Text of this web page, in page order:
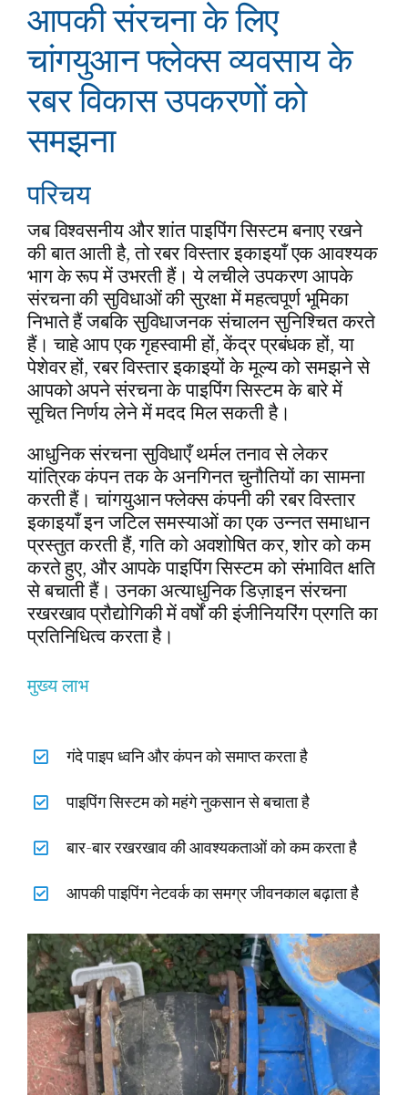
आपकी संरचना के लिए
चांगयुआन फ्लेक्स व्यवसाय के
रबर विकास उपकरणों को
समझना
परिचय
जब विश्वसनीय और शांत पाइपिंग सिस्टम बनाए रखने
की बात आती है, तो रबर विस्तार इकाइयाँ एक आवश्यक
भाग के रूप में उभरती हैं। ये लचीले उपकरण आपके
संरचना की सुविधाओं की सुरक्षा में महत्वपूर्ण भूमिका
निभाते हैं जबकि सुविधाजनक संचालन सुनिश्चित करते
हैं। चाहे आप एक गृहस्वामी हों, केंद्र प्रबंधक हों, या
पेशेवर हों, रबर विस्तार इकाइयों के मूल्य को समझने से
आपको अपने संरचना के पाइपिंग सिस्टम के बारे में
सूचित निर्णय लेने में मदद मिल सकती है।
आधुनिक संरचना सुविधाएँ थर्मल तनाव से लेकर
यांत्रिक कंपन तक के अनगिनत चुनौतियों का सामना
करती हैं। चांगयुआन फ्लेक्स कंपनी की रबर विस्तार
इकाइयाँ इन जटिल समस्याओं का एक उन्नत समाधान
प्रस्तुत करती हैं, गति को अवशोषित कर, शोर को कम
करते हुए, और आपके पाइपिंग सिस्टम को संभावित क्षति
से बचाती हैं। उनका अत्याधुनिक डिज़ाइन संरचना
रखरखाव प्रौद्योगिकी में वर्षों की इंजीनियरिंग प्रगति का
प्रतिनिधित्व करता है।
मुख्य लाभ
गंदे पाइप ध्वनि और कंपन को समाप्त करता है
पाइपिंग सिस्टम को महंगे नुकसान से बचाता है
बार-बार रखरखाव की आवश्यकताओं को कम करता है
आपकी पाइपिंग नेटवर्क का समग्र जीवनकाल बढ़ाता है